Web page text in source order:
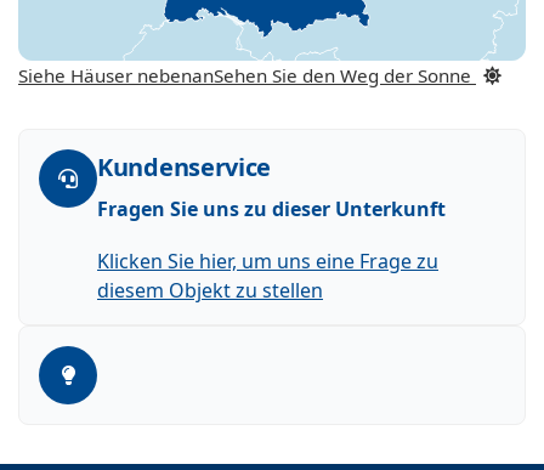
Siehe Häuser nebenanSehen Sie den Weg der Sonne
Kundenservice
Fragen Sie uns zu dieser Unterkunft
Klicken Sie hier, um uns eine Frage zu
diesem Objekt zu stellen